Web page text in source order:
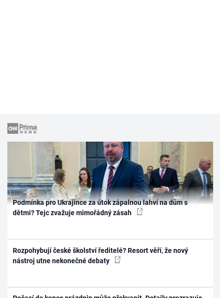
Podmínka pro Ukrajince za útok zápalnou lahví na dům s
dětmi? Tejc zvažuje mimořádný zásah
Rozpohybují české školství ředitelé? Resort věří, že nový
nástroj utne nekonečné debaty